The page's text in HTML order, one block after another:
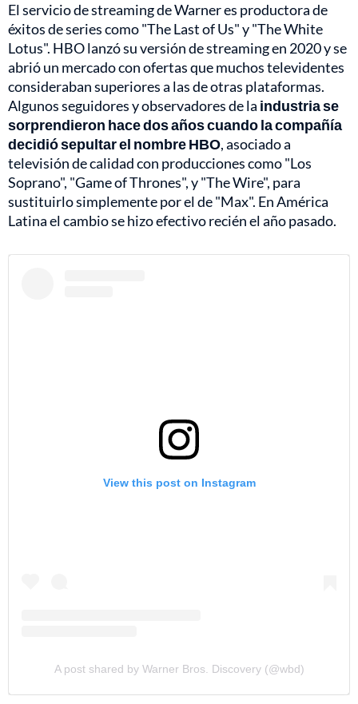
El servicio de streaming de Warner es productora de
éxitos de series como "The Last of Us" y "The White
Lotus". HBO lanzó su versión de streaming en 2020 y se
abrió un mercado con ofertas que muchos televidentes
consideraban superiores a las de otras plataformas.
Algunos seguidores y observadores de la industria se
sorprendieron hace dos años cuando la compañía
decidió sepultar el nombre HBO, asociado a
televisión de calidad con producciones como "Los
Soprano", "Game of Thrones", y "The Wire", para
sustituirlo simplemente por el de "Max". En América
Latina el cambio se hizo efectivo recién el año pasado.
View this post on Instagram
A post shared by Warner Bros. Discovery (@wbd)